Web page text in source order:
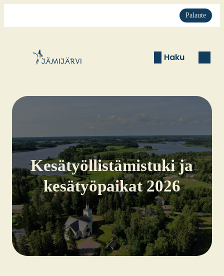
Palaute
Haku
Kesä­työl­lis­tä­mis­tu­ki ja
kesä­työ­pai­kat 2026